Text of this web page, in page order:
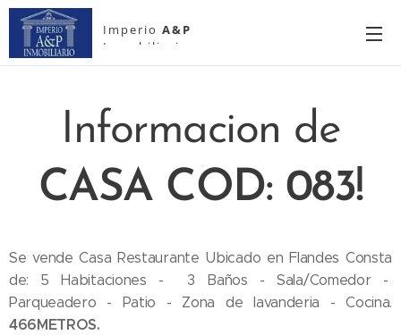
Imperio A&P
Inmobiliario
Informacion de
CASA COD: 083!
Se vende Casa Restaurante Ubicado en Flandes Consta
de: 5 Habitaciones - 3 Baños - Sala/Comedor -
Parqueadero - Patio - Zona de lavanderia - Cocina.
466METROS.